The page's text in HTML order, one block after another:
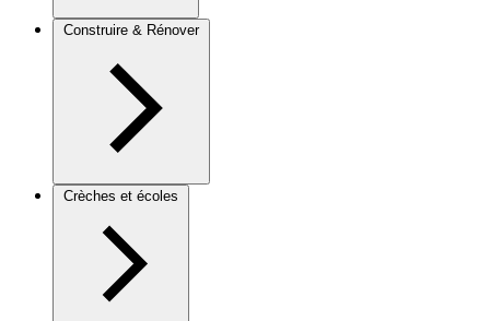
Construire & Rénover
Crèches et écoles